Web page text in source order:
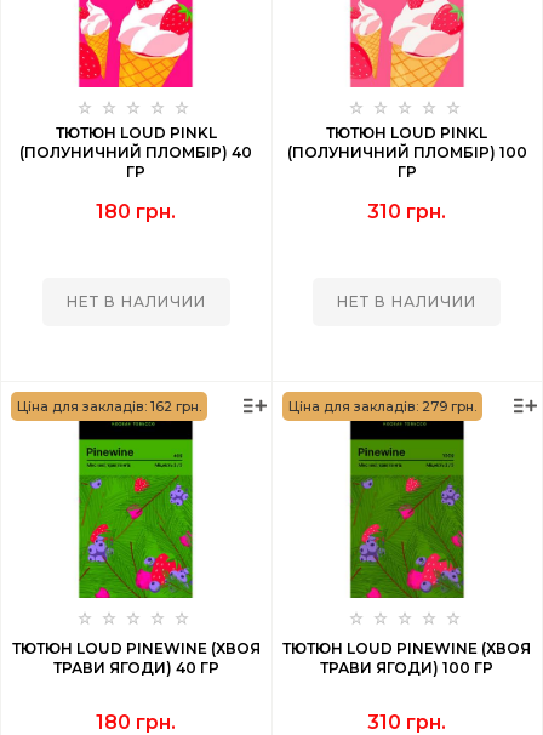
ТЮТЮН LOUD PINKL
(ПОЛУНИЧНИЙ ПЛОМБІР) 40
ГР
180 грн.
НЕТ В НАЛИЧИИ
ТЮТЮН LOUD PINKL
(ПОЛУНИЧНИЙ ПЛОМБІР) 100
ГР
310 грн.
НЕТ В НАЛИЧИИ
Ціна для закладів: 162 грн.
ТЮТЮН LOUD PINEWINE (ХВОЯ
ТРАВИ ЯГОДИ) 40 ГР
180 грн.
Ціна для закладів: 279 грн.
ТЮТЮН LOUD PINEWINE (ХВОЯ
ТРАВИ ЯГОДИ) 100 ГР
310 грн.